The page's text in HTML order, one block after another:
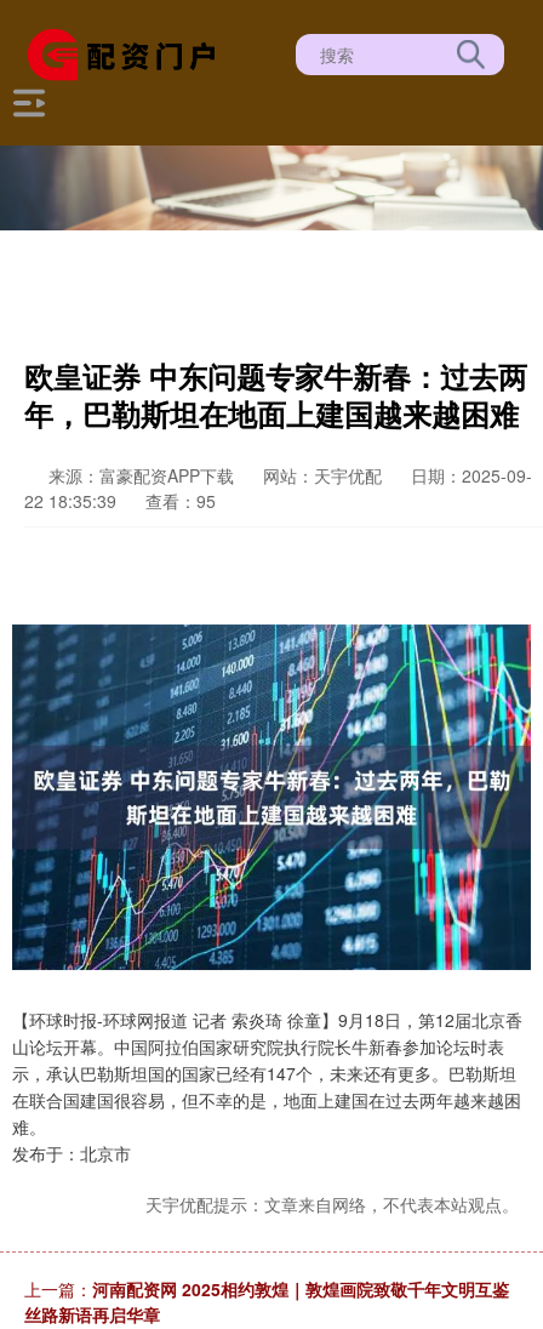
欧皇证券 中东问题专家牛新春：过去两
年，巴勒斯坦在地面上建国越来越困难
来源：富豪配资APP下载 网站：天宇优配
日期：2025-09-
22 18:35:39
查看：95
【环球时报-环球网报道 记者 索炎琦 徐童】9月18日，第12届北京香
山论坛开幕。中国阿拉伯国家研究院执行院长牛新春参加论坛时表
示，承认巴勒斯坦国的国家已经有147个，未来还有更多。巴勒斯坦
在联合国建国很容易，但不幸的是，地面上建国在过去两年越来越困
难。
发布于：北京市
天宇优配提示：文章来自网络，不代表本站观点。
上一篇： 河南配资网 2025相约敦煌｜敦煌画院致敬千年文明互鉴
丝路新语再启华章